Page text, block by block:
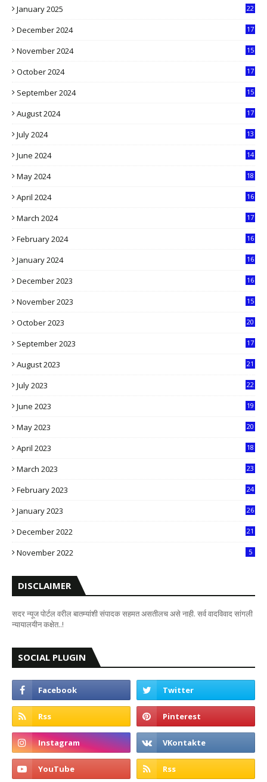
January 2025
22
December 2024
17
November 2024
15
October 2024
17
September 2024
15
August 2024
17
July 2024
13
June 2024
14
May 2024
18
April 2024
16
March 2024
17
February 2024
16
January 2024
16
December 2023
16
November 2023
15
October 2023
20
September 2023
17
August 2023
21
July 2023
22
June 2023
19
May 2023
20
April 2023
18
March 2023
23
February 2023
24
January 2023
26
December 2022
21
November 2022 5
DISCLAIMER
सदर न्यूज पोर्टल वरील बातम्यांशी संपादक सहमत असतीलच असे नाही. सर्व वादविवाद सांगली
न्यायालयीन कक्षेत..!
SOCIAL PLUGIN